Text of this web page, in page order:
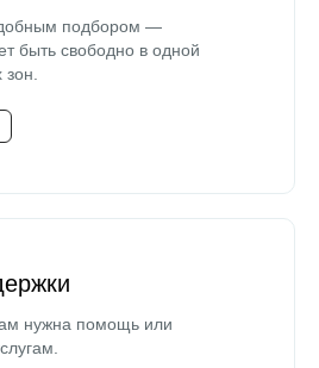
подбором —
быть свободно в одной
нужна помощь или